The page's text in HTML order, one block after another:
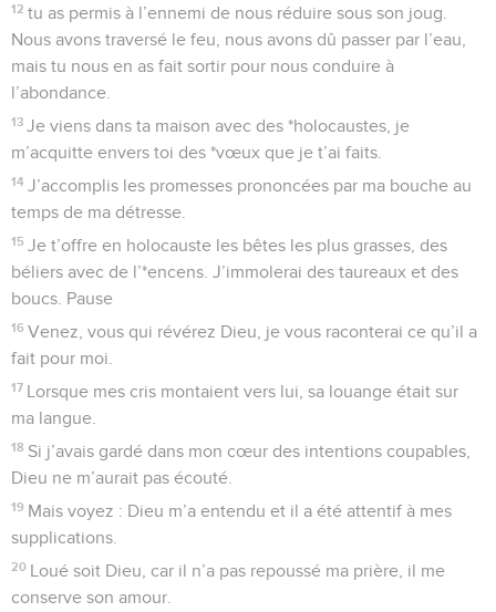
12 tu as permis à l’ennemi de nous réduire sous son joug.
Nous avons traversé le feu, nous avons dû passer par l’eau,
mais tu nous en as fait sortir pour nous conduire à
l’abondance.
13 Je viens dans ta maison avec des *holocaustes, je
m’acquitte envers toi des *vœux que je t’ai faits.
14 J’accomplis les promesses prononcées par ma bouche au
temps de ma détresse.
15 Je t’offre en holocauste les bêtes les plus grasses, des
béliers avec de l’*encens. J’immolerai des taureaux et des
boucs. Pause
16 Venez, vous qui révérez Dieu, je vous raconterai ce qu’il a
fait pour moi.
17 Lorsque mes cris montaient vers lui, sa louange était sur
ma langue.
18 Si j’avais gardé dans mon cœur des intentions coupables,
Dieu ne m’aurait pas écouté.
19 Mais voyez : Dieu m’a entendu et il a été attentif à mes
supplications.
20 Loué soit Dieu, car il n’a pas repoussé ma prière, il me
conserve son amour.